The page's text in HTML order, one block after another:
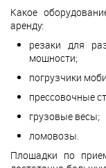
Какое
аренду:
резаки для
мощности;
погрузчики
прессовочные
грузовые весы;
ломовозы.
Площадки по